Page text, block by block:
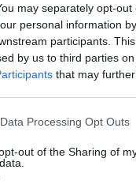
may separately opt-
personal information
participants.
by us to third parties
that may
this website/app uses
visit or usage
to Google and its
below specified
Processing Opt Outs
out of the Sharing of
és értesülj a
is!